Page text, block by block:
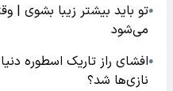
●تو باید بیشتر زیبا بشوی |
می‌شود
●افشای راز تاریک اسطوره
نازی‌ها شد؟